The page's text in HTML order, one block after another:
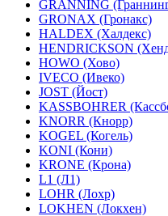
GRANNING
GRONAX (Гронакс)
HALDEX (Халдекс)
HENDRICKSON
HOWO (Хово)
IVECO (Ивеко)
JOST (Йост)
KASSBOHRER
KNORR (Кнорр)
KOGEL (Когель)
KONI (Кони)
KRONE (Крона)
L1 (Л1)
LOHR (Лохр)
LOKHEN (Локхен)